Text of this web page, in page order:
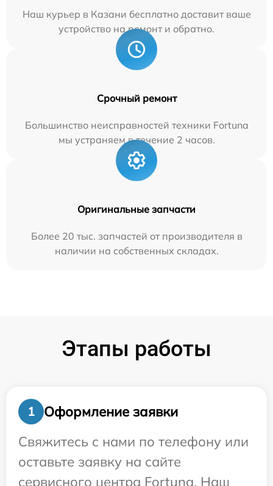
Наш курьер в Казани бесплатно доставит ваше
устройство на ремонт и обратно.
Срочный ремонт
Большинство неисправностей техники Fortuna
мы устраняем в течение 2 часов.
Оригинальные запчасти
Более 20 тыс. запчастей от производителя в
наличии на собственных складах.
Этапы работы
1
Оформление заявки
Свяжитесь с нами по телефону или
оставьте заявку на сайте
сервисного центра Fortuna. Наш